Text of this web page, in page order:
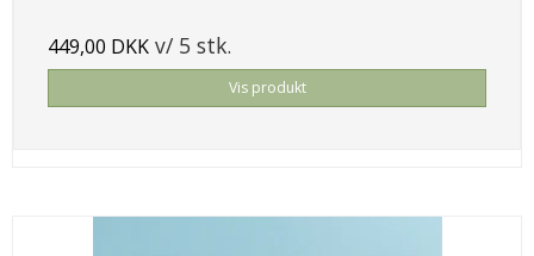
449,00 DKK v/ 5 stk.
Vis produkt